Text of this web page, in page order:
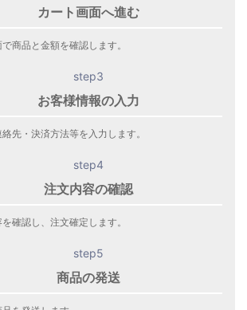
カート画面へ進む
商品と金額を確認します。
step3
お客様情報の入力
先・決済方法等を入力します。
step4
注文内容の確認
確認し、注文確定します。
step5
商品の発送